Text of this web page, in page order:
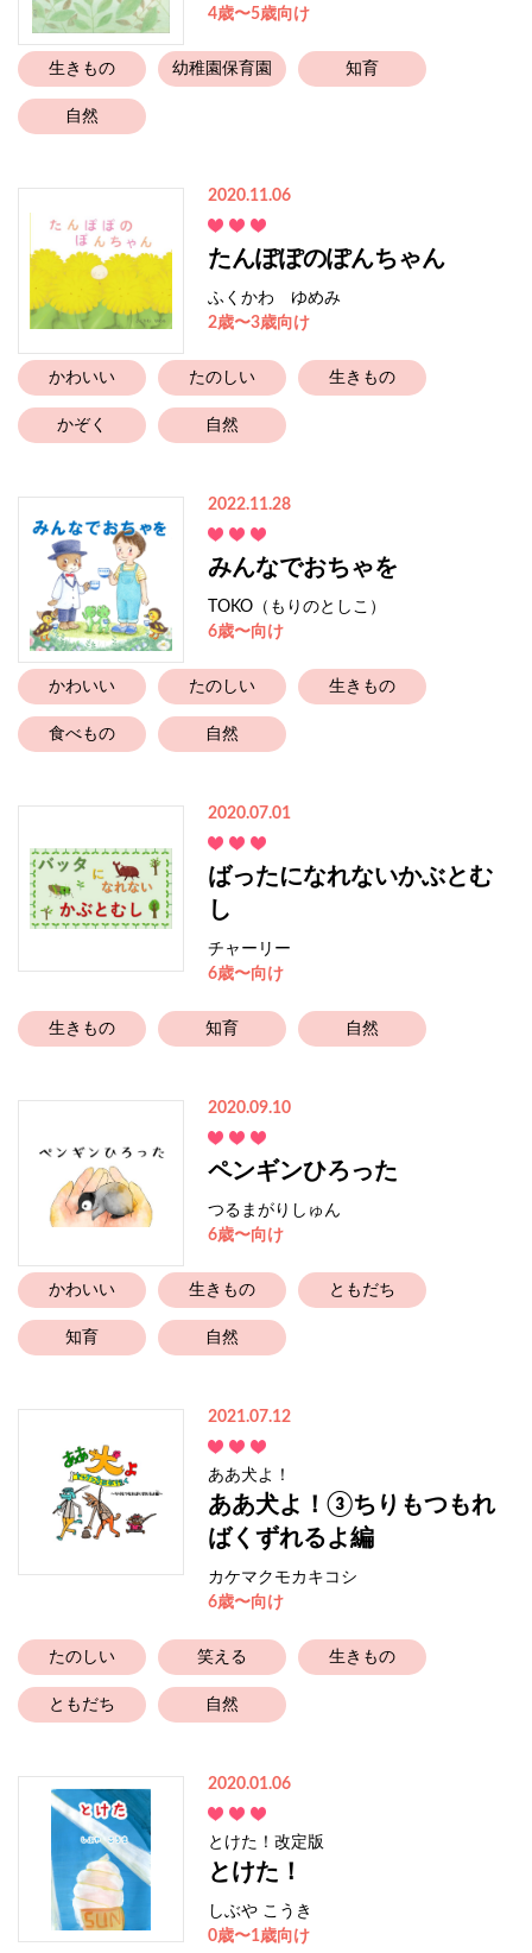
4歳〜5歳向け
生きもの 幼稚園保育園 知育
自然
2020.11.06
たんぽぽのぽんちゃん
ふくかわ ゆめみ
2歳〜3歳向け
かわいい たのしい 生きもの
かぞく 自然
2022.11.28
みんなでおちゃを
TOKO（もりのとしこ）
6歳〜向け
かわいい たのしい 生きもの
食べもの 自然
2020.07.01
ばったになれないかぶとむ
し
チャーリー
6歳〜向け
生きもの 知育 自然
2020.09.10
ペンギンひろった
つるまがりしゅん
6歳〜向け
かわいい 生きもの ともだち
知育 自然
2021.07.12
ああ犬よ！
ああ犬よ！③ちりもつもれ
ばくずれるよ編
カケマクモカキコシ
6歳〜向け
たのしい 笑える 生きもの
ともだち 自然
2020.01.06
とけた！改定版
とけた！
しぶや こうき
0歳〜1歳向け